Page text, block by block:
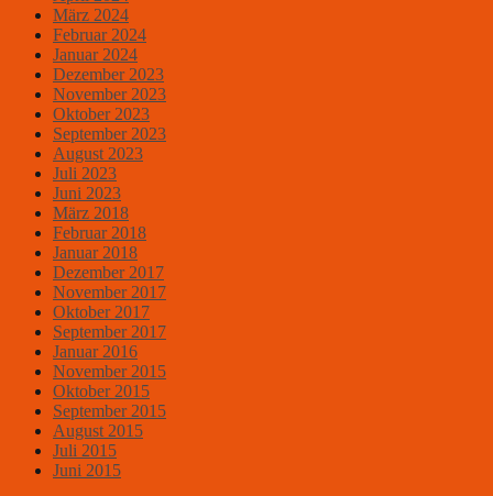
März 2024
Februar 2024
Januar 2024
Dezember 2023
November 2023
Oktober 2023
September 2023
August 2023
Juli 2023
Juni 2023
März 2018
Februar 2018
Januar 2018
Dezember 2017
November 2017
Oktober 2017
September 2017
Januar 2016
November 2015
Oktober 2015
September 2015
August 2015
Juli 2015
Juni 2015